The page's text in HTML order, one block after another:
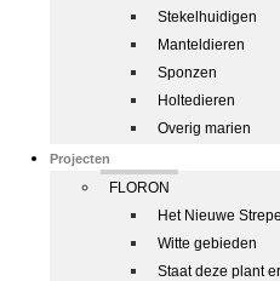
Stekelhuidigen
Manteldieren
Sponzen
Holtedieren
Overig marien
Projecten
FLORON
Het Nieuwe
Witte gebieden
Staat deze plant